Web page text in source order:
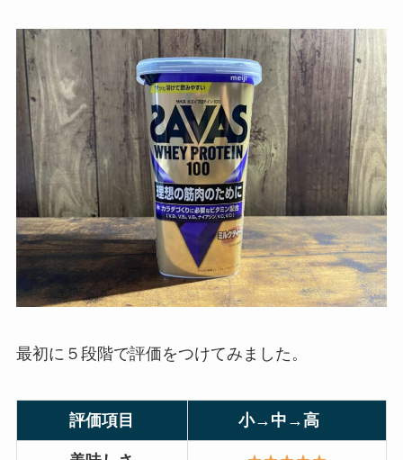
最初に５段階で評価をつけてみました。
評価項目 小→中→高